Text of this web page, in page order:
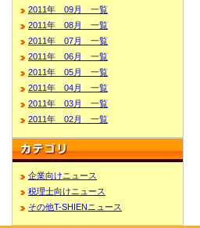
2011年 09月 一覧
2011年 08月 一覧
2011年 07月 一覧
2011年 06月 一覧
2011年 05月 一覧
2011年 04月 一覧
2011年 03月 一覧
2011年 02月 一覧
企業向けニュース
税理士向けニュース
その他T-SHIENニュース